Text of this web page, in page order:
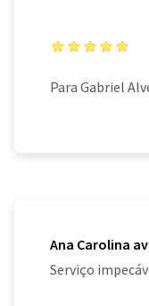
Para Gabriel
Ana Carolina
Serviço